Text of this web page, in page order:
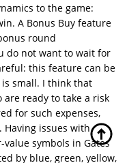
to the game:
A Bonus Buy feature
round
do not want to wait for
this feature can be
small. I think that
are ready to take a risk
for such expenses,
issues with
value symbols in Gates
by blue, green, yellow,